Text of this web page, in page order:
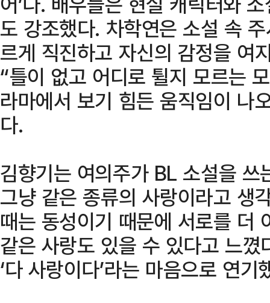
도 강조했다. 차학연은 소설 속
르게 직진하고 자신의 감정을 여
“틀이 없고 어디로 튈지 모르는
라마에서 보기 힘든 움직임이 나
다.
김향기는 여의주가 BL 소설을 쓰
그냥 같은 종류의 사랑이라고 생
때는 동성이기 때문에 서로를 더
같은 사랑도 있을 수 있다고 느
‘다 사랑이다’라는 마음으로 연